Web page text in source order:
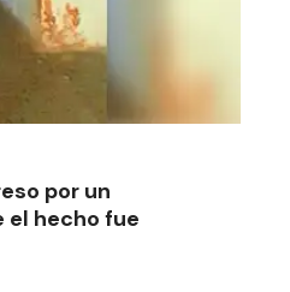
por un
el hecho fue